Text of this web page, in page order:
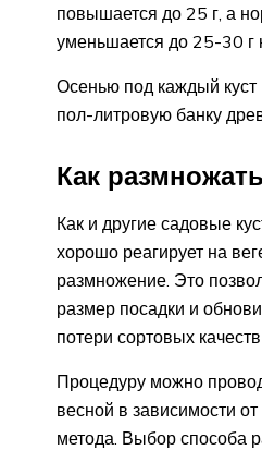
повышается до 25 г, а
уменьшается до 25-30 г
Осенью под каждый
пол-литровую банку
Как
Как и другие садовые
хорошо реагирует на
размножение. Это
размер посадки и
потери сортовых качеств
Процедуру можно
весной в зависимости
метода. Выбор способа